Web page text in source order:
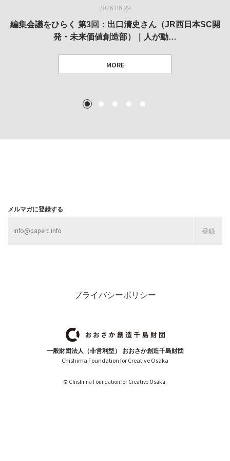
2026.06.29
編集会議をひらく 第3回：出口清史さん（JR西日本SC開
発・未来価値創造部）｜人が動…
MORE
2026.05.14
REVIEW｜果たして美術家・梅津庸一は、「大阪のゆかり
作家」となることができたのか…
2026.03.11
REPORT｜博覧会の残像
MORE
2026.02.25
REVIEW｜菊池聡太朗 個展「余りの風景」
MORE
2025.10.01
REVIEW｜生の存在証明としての線——「ライフライン」
展
1 2 3 4 5
メルマガに登録する
プライバシーポリシー
一般財団法人（非営利型） おおさか創造千島財団
Chishima Foundation for Creative Osaka
© Chishima Foundation for Creative Osaka.